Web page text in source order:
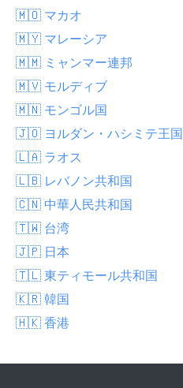
🇲🇴 マカオ
🇲🇾 マレーシア
🇲🇲 ミャンマー連邦
🇲🇻 モルディブ
🇲🇳 モンゴル国
🇯🇴 ヨルダン・ハシミテ王国
🇱🇦 ラオス
🇱🇧 レバノン共和国
🇨🇳 中華人民共和国
🇹🇼 台湾
🇯🇵 日本
🇹🇱 東ティモール共和国
🇰🇷 韓国
🇭🇰 香港